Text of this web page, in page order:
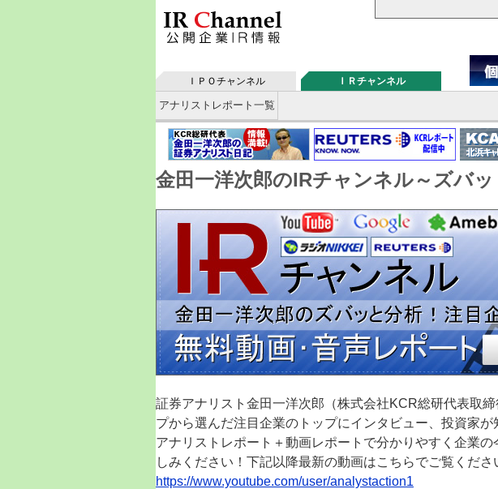
ＩＰＯチャンネル ＩＲチャンネル
アナリストレポート一覧
金田一洋次郎のIRチャンネル～ズバ
証券アナリスト金田一洋次郎（株式会社KCR総研代表取
プから選んだ注目企業のトップにインタビュー、投資家が
アナリストレポート＋動画レポートで分かりやすく企業
しみください！下記以降最新の動画はこちらでご覧くださ
https://www.youtube.com/user/analystaction1